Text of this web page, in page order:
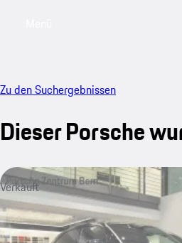
Zu den Suchergebnissen
Dieser Porsche
Verkauft